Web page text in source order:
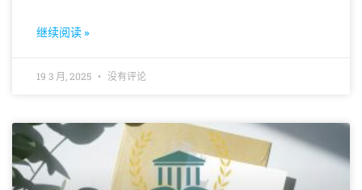
继续阅读 »
19 3 月, 2025 没有评论